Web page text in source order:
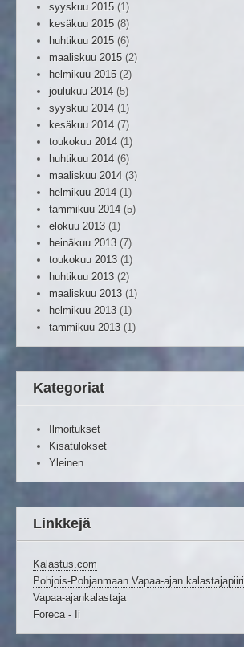
syyskuu 2015 (1)
kesäkuu 2015 (8)
huhtikuu 2015 (6)
maaliskuu 2015 (2)
helmikuu 2015 (2)
joulukuu 2014 (5)
syyskuu 2014 (1)
kesäkuu 2014 (7)
toukokuu 2014 (1)
huhtikuu 2014 (6)
maaliskuu 2014 (3)
helmikuu 2014 (1)
tammikuu 2014 (5)
elokuu 2013 (1)
heinäkuu 2013 (7)
toukokuu 2013 (1)
huhtikuu 2013 (2)
maaliskuu 2013 (1)
helmikuu 2013 (1)
tammikuu 2013 (1)
Kategoriat
Ilmoitukset
Kisatulokset
Yleinen
Linkkejä
Kalastus.com
Pohjois-Pohjanmaan Vapaa-ajan kalastajapiiri
Vapaa-ajankalastaja
Foreca - Ii